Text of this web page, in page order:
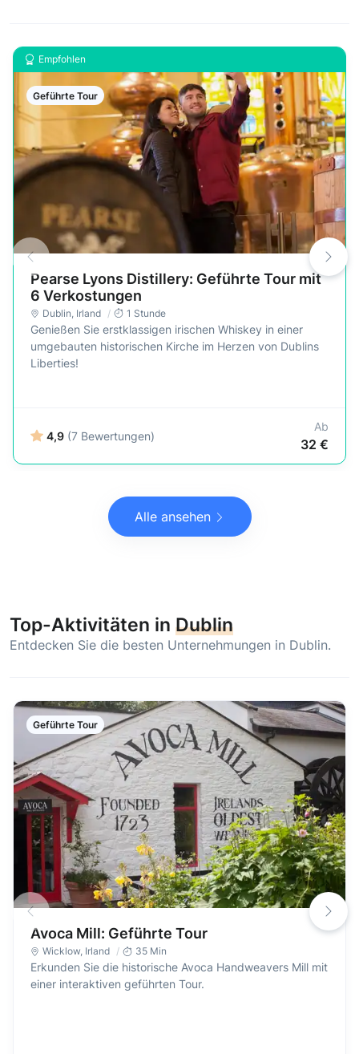
Empfohlen
Geführte Tour
Pearse Lyons Distillery: Geführte Tour mit
6 Verkostungen
Dublin Irland 1 Stunde
Genießen Sie erstklassigen irischen Whiskey in einer
umgebauten historischen Kirche im Herzen von Dublins
Liberties!
4,9 (7 Bewertungen)
Ab
32 €
Alle ansehen
Top-Aktivitäten in Dublin
Entdecken Sie die besten Unternehmungen in Dublin.
Geführte Tour
Avoca Mill: Geführte Tour
Wicklow, Irland 35 Min
Erkunden Sie die historische Avoca Handweavers Mill mit
einer interaktiven geführten Tour.